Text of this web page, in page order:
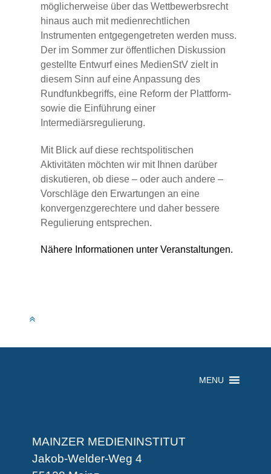
möglicherweise über das Wettbewerbsrecht
hinaus auch mit medienrechtlichen
Instrumenten entgegengetreten werden muss.
Der im Sommer zur öffentlichen Diskussion
gestellte Entwurf eines MedienStV zielt in
diesem Sinn auf eine Anpassung des
Rundfunkbegriffs, eine Reform der Plattform-
sowie die Einführung einer
Intermediärsregulierung.
Mit Blick auf diese rechtspolitischen
Aktivitäten möchten wir mit Ihnen darüber
diskutieren, ob diese – oder auch andere –
Vorschläge den Erwartungen an eine
konvergenzgerechtere und daher bessere
Regulierung entsprechen.
Nähere Informationen unter Veranstaltungen.
MENU
MAINZER MEDIENINSTITUT
Jakob-Welder-Weg 4